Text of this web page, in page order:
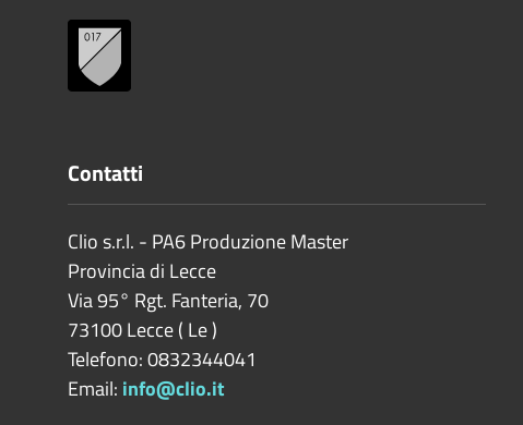
Contatti
Clio s.r.l. - PA6 Produzione Master
Provincia di Lecce
Via 95° Rgt. Fanteria, 70
73100Lecce( Le)
Telefono: 0832344041
Email: info@clio.it